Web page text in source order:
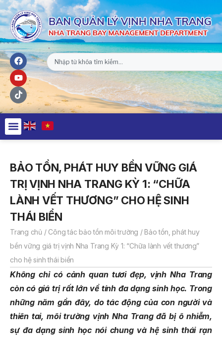
BẢO TỒN, PHÁT HUY BỀN VỮNG GIÁ
TRỊ VỊNH NHA TRANG KỲ 1: “CHỮA
LÀNH VẾT THƯƠNG” CHO HỆ SINH
THÁI BIỂN
Trang chủ / Công tác bảo tồn môi trường / Bảo tồn, phát huy
bền vững giá trị vịnh Nha Trang Kỳ 1: “Chữa lành vết thương”
cho hệ sinh thái biển
Không chỉ có cảnh quan tươi đẹp, vịnh Nha Trang
còn có giá trị rất lớn về tính đa dạng sinh học. Trong
những năm gần đây, do tác động của con người và
thiên tai, môi trường vịnh Nha Trang đã bị ô nhiễm,
sự đa dạng sinh học nói chung và hệ sinh thái rạn